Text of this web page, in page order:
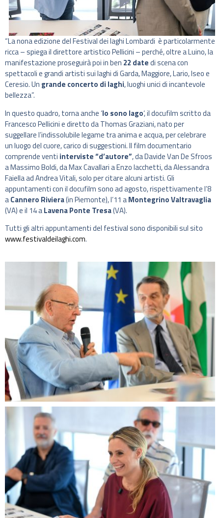
“La nona edizione del Festival dei laghi Lombardi è particolarmente
ricca – spiega il direttore artistico Pellicini – perché, oltre a Luino, la
manifestazione proseguirà poi in ben 22 datedi scena con
spettacoli e grandi artisti sui laghi di Garda, Maggiore, Lario, Iseo e
Ceresio. Un grande concerto di laghi, luoghi unici di incantevole
bellezza”.
In questo quadro, torna anche ‘Io sono lago‘, il docufilm scritto da
Francesco Pellicini e diretto da Thomas Graziani, nato per
suggellare l’indissolubile legame tra anima e acqua, per celebrare
un luogo del cuore, carico di suggestioni. Il film documentario
comprende venti interviste “d’autore”, da Davide Van De Sfroos
a Massimo Boldi, da Max Cavallari a Enzo Iacchetti, da Alessandra
Faiella ad Andrea Vitali, solo per citare alcuni artisti. Gli
appuntamenti con il docufilm sono ad agosto, rispettivamente l’8
aCannero Riviera(in Piemonte), l’11 aMontegrino Valtravaglia
(VA) e il 14 aLavena Ponte Tresa(VA).
Tutti gli altri appuntamenti del festival sono disponibili sul sito
www.festivaldeilaghi.com.